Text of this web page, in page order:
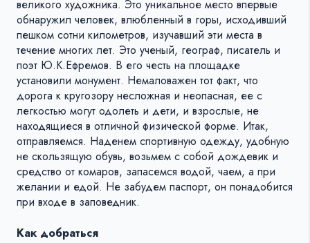
великого художника. Это уникальное место впервые
обнаружил человек, влюбленный в горы, исходивший
пешком сотни километров, изучавший эти места в
течение многих лет. Это ученый, географ, писатель и
поэт Ю.К.Ефремов. В его честь на площадке
установили монумент. Немаловажен тот факт, что
дорога к кругозору несложная и неопасная, ее с
легкостью могут одолеть и дети, и взрослые, не
находящиеся в отличной физической форме. Итак,
отправляемся. Наденем спортивную одежду, удобную
не скользящую обувь, возьмем с собой дождевик и
средство от комаров, запасемся водой, чаем, а при
желании и едой. Не забудем паспорт, он понадобится
при входе в заповедник.
Как добраться